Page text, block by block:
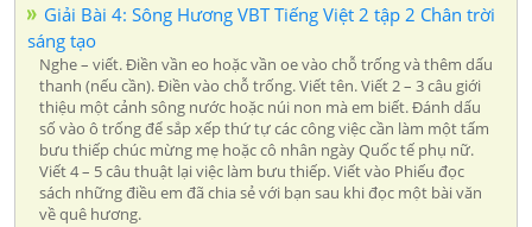
Giải Bài 4: Sông Hương VBT Tiếng Việt 2 tập 2 Chân trời
sáng tạo
Nghe – viết. Điền vần eo hoặc vần oe vào chỗ trống và thêm dấu
thanh (nếu cần). Điền vào chỗ trống. Viết tên. Viết 2 – 3 câu giới
thiệu một cảnh sông nước hoặc núi non mà em biết. Đánh dấu
số vào ô trống để sắp xếp thứ tự các công việc cần làm một tấm
bưu thiếp chúc mừng mẹ hoặc cô nhân ngày Quốc tế phụ nữ.
Viết 4 – 5 câu thuật lại việc làm bưu thiếp. Viết vào Phiếu đọc
sách những điều em đã chia sẻ với bạn sau khi đọc một bài văn
về quê hương.